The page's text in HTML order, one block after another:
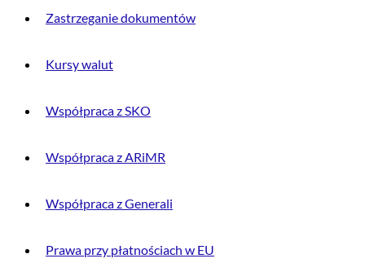
Zastrzeganie dokumentów
Kursy walut
Współpraca z SKO
Współpraca z ARiMR
Współpraca z Generali
Prawa przy płatnościach w EU